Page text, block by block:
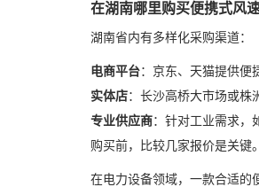
在湖南哪里购买便携式风
湖南省内有多样化采购渠道：
电商平台：京东、天猫提供便
实体店：长沙高桥大市场或株
专业供应商：针对工业需求，
购买前，比较几家报价是关键
在电力设备领域，一款合适的